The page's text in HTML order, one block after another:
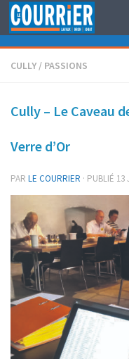
Au dessous du contenu
CULLY / PASSIONS
Cully – Le Caveau
Verre d’Or
PAR LE COURRIER · PUBLIÉ 13